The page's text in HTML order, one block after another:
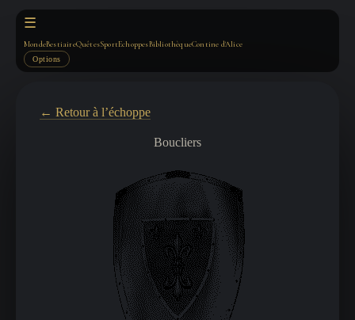
☰
MondeBestiaireQuêtesSportEchoppesBibliothèqueContine d'Alice
Options
← Retour à l’échoppe
Boucliers